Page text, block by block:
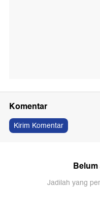
Komentar
Kirim Komentar
Jadilah yang